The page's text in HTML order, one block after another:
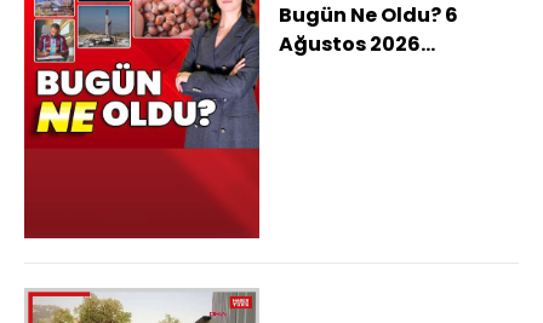
Bugün Ne Oldu? 6
Ağustos 2026